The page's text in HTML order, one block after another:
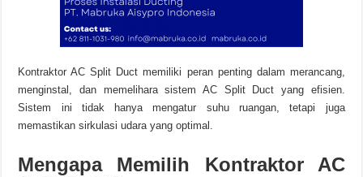
Kontraktor AC Split Duct memiliki peran penting dalam merancang,
menginstal, dan memelihara sistem AC Split Duct yang efisien.
Sistem ini tidak hanya mengatur suhu ruangan, tetapi juga
memastikan sirkulasi udara yang optimal.
Mengapa Memilih Kontraktor AC